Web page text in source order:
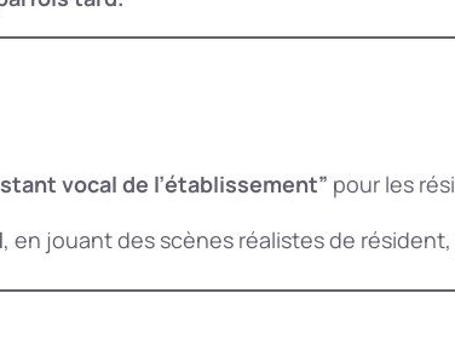
vocal de l’établissement” pour les
, en jouant des scènes réalistes de